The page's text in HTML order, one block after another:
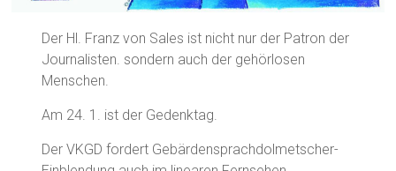
Der Hl. Franz von Sales ist nicht nur der Patron der
Journalisten. sondern auch der gehörlosen
Menschen.
Am 24. 1. ist der Gedenktag.
Der VKGD fordert Gebärdensprachdolmetscher-